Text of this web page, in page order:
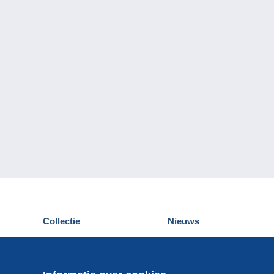
Collectie
Postkaarten
Nieuws
Delcampe Evenementen